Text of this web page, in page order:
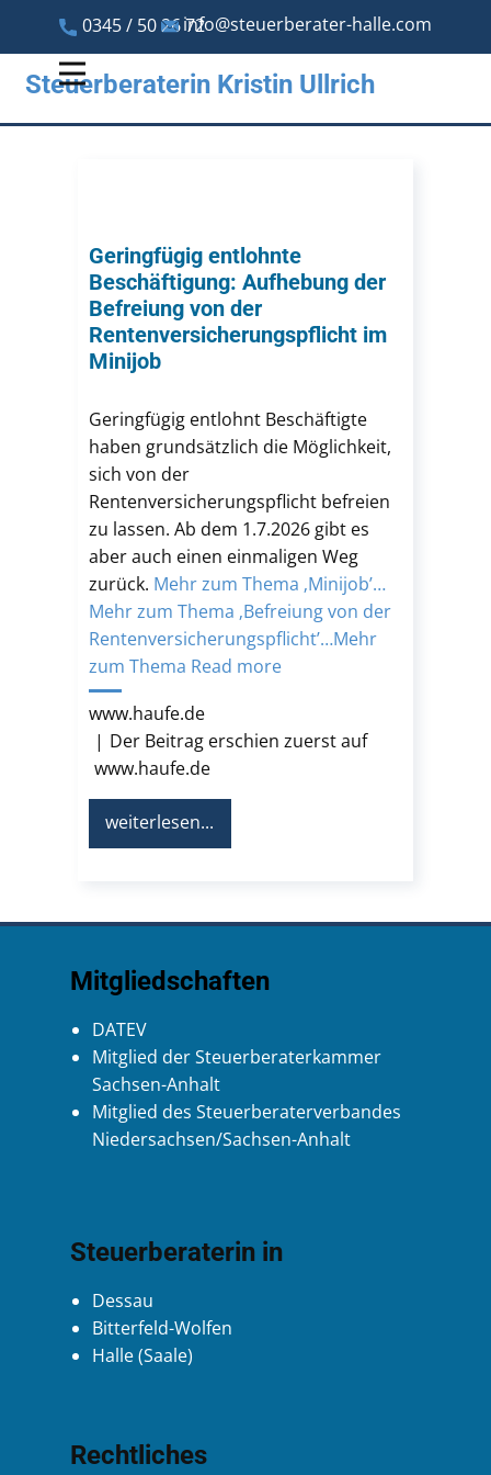
0345 / 50 26 72info@steuerberater-halle.com
Steuerberaterin Kristin Ullrich
Geringfügig entlohnte
Beschäftigung: Aufhebung der
Befreiung von der
Rentenversicherungspflicht im
Minijob
Geringfügig entlohnt Beschäftigte
haben grundsätzlich die Möglichkeit,
sich von der
Rentenversicherungspflicht befreien
zu lassen. Ab dem 1.7.2026 gibt es
aber auch einen einmaligen Weg
zurück. Mehr zum Thema ‚Minijob’…
Mehr zum Thema ‚Befreiung von der
Rentenversicherungspflicht’…Mehr
zum Thema Read more
www.haufe.de
Der Beitrag erschien zuerst auf
www.haufe.de
weiterlesen...
Mitgliedschaften
DATEV
Mitglied der Steuerberaterkammer
Sachsen-Anhalt
Mitglied des Steuerberaterverbandes
Niedersachsen/Sachsen-Anhalt
Steuerberaterin in
Dessau
Bitterfeld-Wolfen
Halle (Saale)
Rechtliches